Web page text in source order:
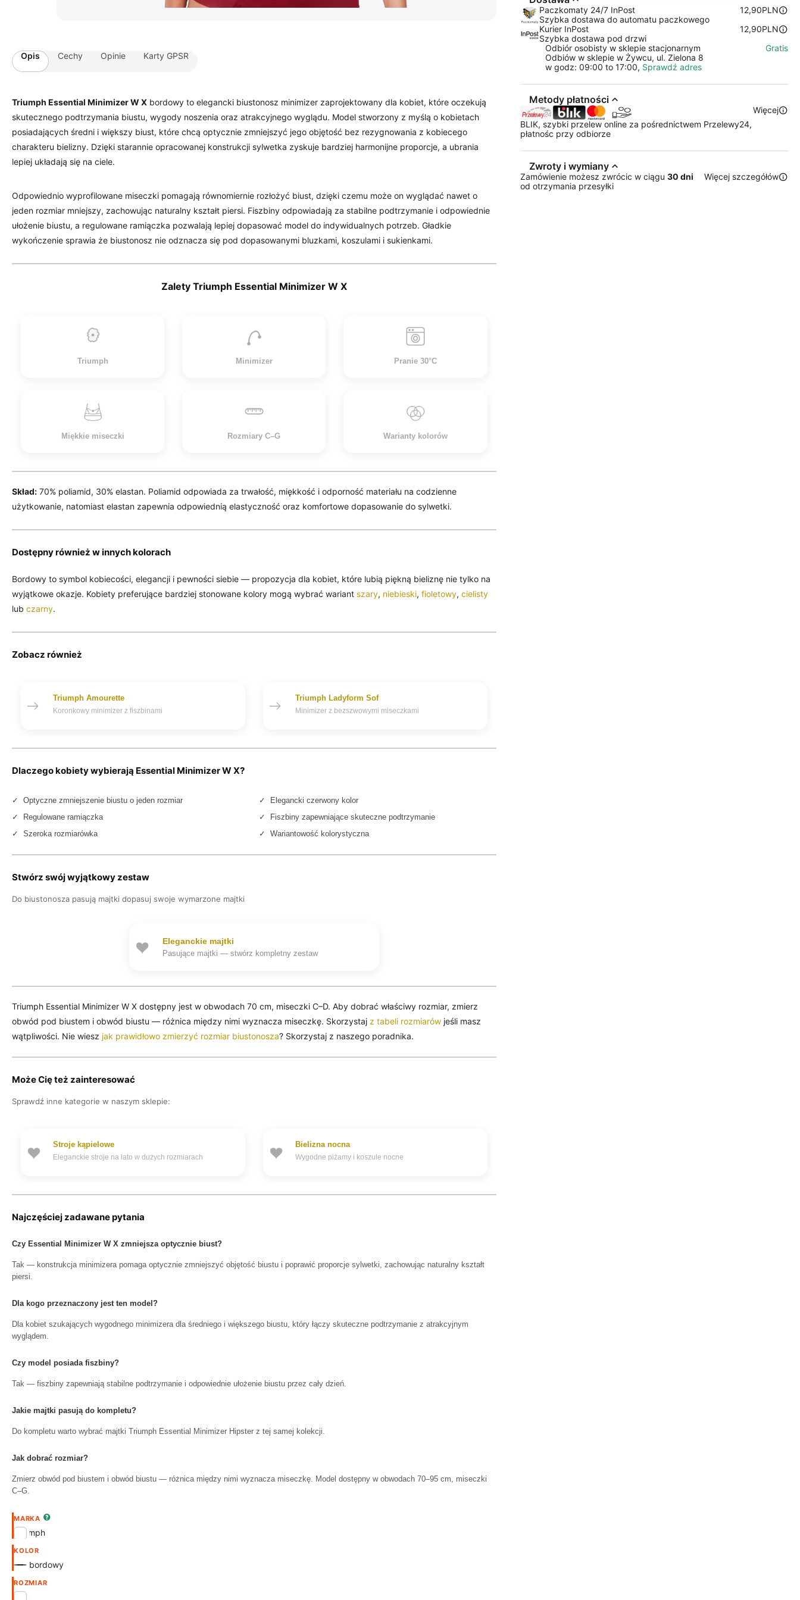
Paczkomaty 24/7 InPost
Szybka dostawa do automatu paczkowego
12,90PLN
Kurier InPost
Szybka dostawa pod drzwi
12,90PLN
Odbiór osobisty w sklepie stacjonarnym
Odbiów w sklepie w Żywcu, ul. Zielona 8
w godz: 09:00 to 17:00, Sprawdź adres
Gratis
Metody płatności
BLIK, szybki przelew online za pośrednictwem Przelewy24,
płatnośc przy odbiorze
Więcej
Zwroty i wymiany
Zamówienie możesz zwrócic w ciągu 30 dni
od otrzymania przesyłki
Więcej szczegółów
Opis Cechy Opinie Karty GPSR
Triumph Essential Minimizer W X bordowy to elegancki biustonosz minimizer zaprojektowany dla kobiet, które oczekują
skutecznego podtrzymania biustu, wygody noszenia oraz atrakcyjnego wyglądu. Model stworzony z myślą o kobietach
posiadających średni i większy biust, które chcą optycznie zmniejszyć jego objętość bez rezygnowania z kobiecego
charakteru bielizny. Dzięki starannie opracowanej konstrukcji sylwetka zyskuje bardziej harmonijne proporcje, a ubrania
lepiej układają się na ciele.
Odpowiednio wyprofilowane miseczki pomagają równomiernie rozłożyć biust, dzięki czemu może on wyglądać nawet o
jeden rozmiar mniejszy, zachowując naturalny kształt piersi. Fiszbiny odpowiadają za stabilne podtrzymanie i odpowiednie
ułożenie biustu, a regulowane ramiączka pozwalają lepiej dopasować model do indywidualnych potrzeb. Gładkie
wykończenie sprawia że biustonosz nie odznacza się pod dopasowanymi bluzkami, koszulami i sukienkami.
Zalety Triumph Essential Minimizer W X
Triumph Minimizer Pranie 30°C
Miękkie miseczki Rozmiary C–G Warianty kolorów
Skład: 70% poliamid, 30% elastan. Poliamid odpowiada za trwałość, miękkość i odporność materiału na codzienne
użytkowanie, natomiast elastan zapewnia odpowiednią elastyczność oraz komfortowe dopasowanie do sylwetki.
Dostępny również w innych kolorach
Bordowy to symbol kobiecości, elegancji i pewności siebie — propozycja dla kobiet, które lubią piękną bieliznę nie tylko na
wyjątkowe okazje. Kobiety preferujące bardziej stonowane kolory mogą wybrać wariant szary, niebieski, fioletowy, cielisty
lub czarny.
Zobacz również
Triumph Amourette
Koronkowy minimizer z fiszbinami
Triumph Ladyform Sof
Minimizer z bezszwowymi miseczkami
Dlaczego kobiety wybierają Essential Minimizer W X?
✓ Optyczne zmniejszenie biustu o jeden rozmiar
✓ Elegancki czerwony kolor
✓ Regulowane ramiączka
✓ Fiszbiny zapewniające skuteczne podtrzymanie
✓ Szeroka rozmiarówka
✓ Wariantowość kolorystyczna
Stwórz swój wyjątkowy zestaw
Do biustonosza pasują majtki dopasuj swoje wymarzone majtki
Eleganckie majtki
Pasujące majtki — stwórz kompletny zestaw
Triumph Essential Minimizer W X dostępny jest w obwodach 70 cm, miseczki C–D. Aby dobrać właściwy rozmiar, zmierz
obwód pod biustem i obwód biustu — różnica między nimi wyznacza miseczkę. Skorzystaj z tabeli rozmiarów jeśli masz
wątpliwości. Nie wiesz jak prawidłowo zmierzyć rozmiar biustonosza? Skorzystaj z naszego poradnika.
Może Cię też zainteresować
Sprawdź inne kategorie w naszym sklepie:
Stroje kąpielowe
Eleganckie stroje na lato w dużych rozmiarach
Bielizna nocna
Wygodne piżamy i koszule nocne
Najczęściej zadawane pytania
Czy Essential Minimizer W X zmniejsza optycznie biust?
Tak — konstrukcja minimizera pomaga optycznie zmniejszyć objętość biustu i poprawić proporcje sylwetki, zachowując naturalny kształt
piersi.
Dla kogo przeznaczony jest ten model?
Dla kobiet szukających wygodnego minimizera dla średniego i większego biustu, który łączy skuteczne podtrzymanie z atrakcyjnym
wyglądem.
Czy model posiada fiszbiny?
Tak — fiszbiny zapewniają stabilne podtrzymanie i odpowiednie ułożenie biustu przez cały dzień.
Jakie majtki pasują do kompletu?
Do kompletu warto wybrać majtki Triumph Essential Minimizer Hipster z tej samej kolekcji.
Jak dobrać rozmiar?
Zmierz obwód pod biustem i obwód biustu — różnica między nimi wyznacza miseczkę. Model dostępny w obwodach 70–95 cm, miseczki
C–G.
MARKA
Triumph
KOLOR
bordowy
ROZMIAR
75D